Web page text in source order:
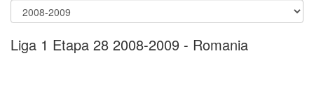
Liga 1 Etapa 28 2008-2009 - Romania